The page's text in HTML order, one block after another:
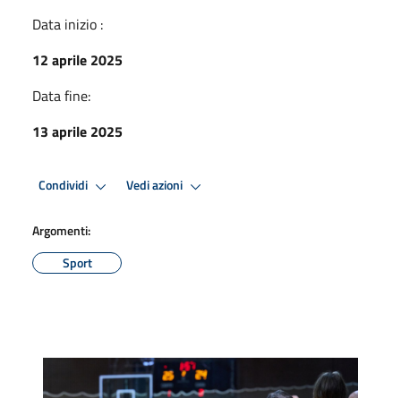
Data inizio :
12 aprile 2025
Data fine:
13 aprile 2025
Condividi Vedi azioni
Argomenti:
Sport